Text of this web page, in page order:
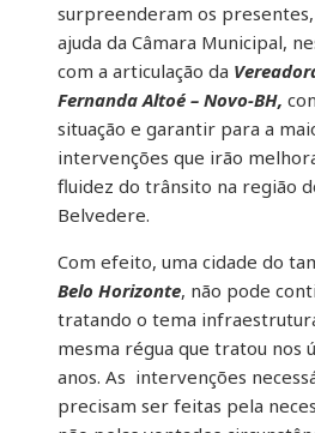
surpreenderam os
ajuda da Câmara Municipal,
com a articulação da
Fernanda Altoé – Novo-BH,
situação e garantir para a
intervenções que irão
fluidez do trânsito na região
Belvedere.
Com efeito, uma cidade do
Belo Horizonte, não pode
tratando o tema
mesma régua que tratou nos
anos. As intervenções
precisam ser feitas pela